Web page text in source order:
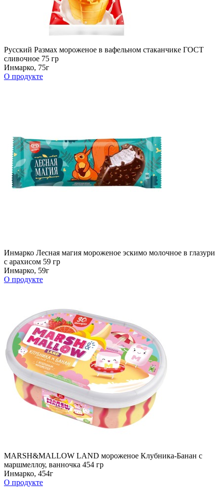
Русский Размах мороженое в вафельном стаканчике ГОСТ
сливочное 75 гр
Инмарко, 75г
О продукте
Инмарко Лесная магия мороженое эскимо молочное в глазури
с арахисом 59 гр
Инмарко, 59г
О продукте
MARSH&MALLOW LAND мороженое Клубника-Банан с
маршмеллоу, ванночка 454 гр
Инмарко, 454г
О продукте